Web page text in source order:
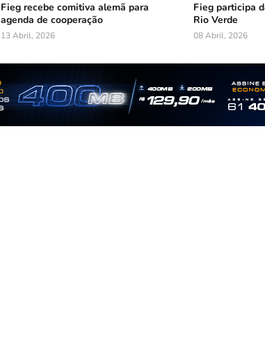
Fieg recebe comitiva alemã para
agenda de cooperação
13 Abril, 2026
Fieg participa
Rio Verde
08 Abril, 2026